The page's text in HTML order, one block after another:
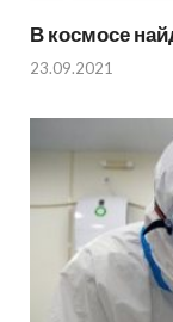
В космосе
23.09.2021